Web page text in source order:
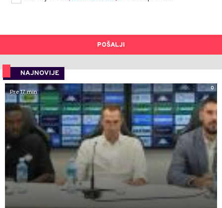
POŠALJI
NAJNOVIJE
0
Pre 17 min